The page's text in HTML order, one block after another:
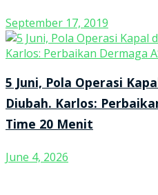
September 17, 2019
5 Juni, Pola Operasi
Diubah. Karlos:
Time 20 Menit
June 4, 2026